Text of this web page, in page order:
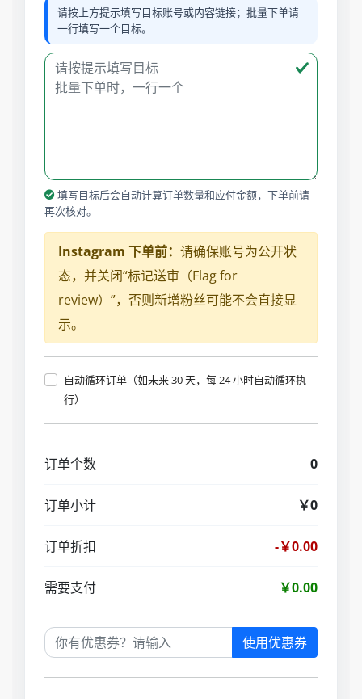
请按上方提示填写目标账号或内容链接；批量下单请
一行填写一个目标。
填写目标后会自动计算订单数量和应付金额，下单前请
再次核对。
Instagram 下单前： 请确保账号为公开状
态，并关闭“标记送审（Flag for
review）”，否则新增粉丝可能不会直接显
示。
自动循环订单（如未来 30 天，每 24 小时自动循环执
行）
订单个数 0
订单小计 ￥0
订单折扣 -￥0.00
需要支付 ￥0.00
使用优惠券